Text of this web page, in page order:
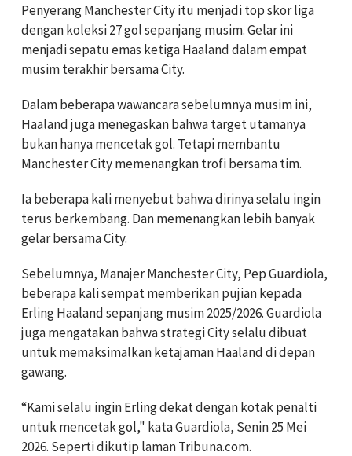
Penyerang Manchester City itu menjadi top skor liga
dengan koleksi 27 gol sepanjang musim. Gelar ini
menjadi sepatu emas ketiga Haaland dalam empat
musim terakhir bersama City.
Dalam beberapa wawancara sebelumnya musim ini,
Haaland juga menegaskan bahwa target utamanya
bukan hanya mencetak gol. Tetapi membantu
Manchester City memenangkan trofi bersama tim.
Ia beberapa kali menyebut bahwa dirinya selalu ingin
terus berkembang. Dan memenangkan lebih banyak
gelar bersama City.
Sebelumnya, Manajer Manchester City, Pep Guardiola,
beberapa kali sempat memberikan pujian kepada
Erling Haaland sepanjang musim 2025/2026. Guardiola
juga mengatakan bahwa strategi City selalu dibuat
untuk memaksimalkan ketajaman Haaland di depan
gawang.
“Kami selalu ingin Erling dekat dengan kotak penalti
untuk mencetak gol," kata Guardiola, Senin 25 Mei
2026. Seperti dikutip laman Tribuna.com.